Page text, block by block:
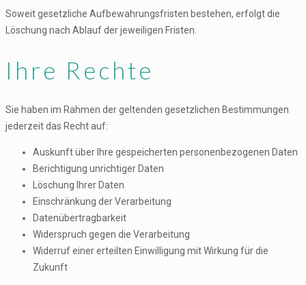
Soweit gesetzliche Aufbewahrungsfristen bestehen, erfolgt die
Löschung nach Ablauf der jeweiligen Fristen.
Ihre Rechte
Sie haben im Rahmen der geltenden gesetzlichen Bestimmungen
jederzeit das Recht auf:
Auskunft über Ihre gespeicherten personenbezogenen Daten
Berichtigung unrichtiger Daten
Löschung Ihrer Daten
Einschränkung der Verarbeitung
Datenübertragbarkeit
Widerspruch gegen die Verarbeitung
Widerruf einer erteilten Einwilligung mit Wirkung für die
Zukunft